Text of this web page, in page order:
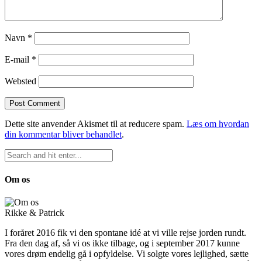
Navn *
E-mail *
Websted
Dette site anvender Akismet til at reducere spam. Læs om hvordan
din kommentar bliver behandlet.
Om os
Rikke & Patrick
I foråret 2016 fik vi den spontane idé at vi ville rejse jorden rundt.
Fra den dag af, så vi os ikke tilbage, og i september 2017 kunne
vores drøm endelig gå i opfyldelse. Vi solgte vores lejlighed, sætte